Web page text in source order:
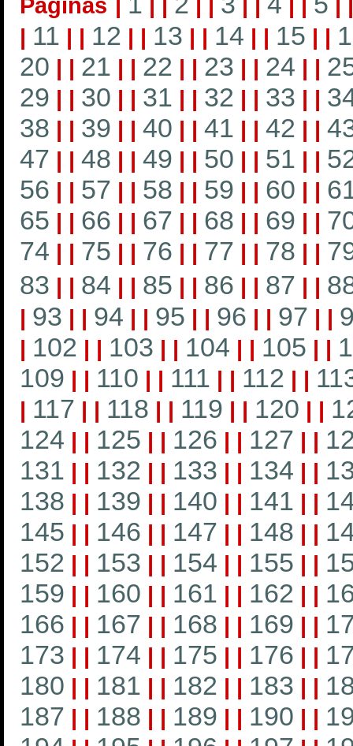
Páginas
| 11 | | 12 | | 13 | | 14 | | 15 | |
20 | | 21 | | 22 | | 23 | | 24 | |
29 | | 30 | | 31 | | 32 | | 33 | |
38 | | 39 | | 40 | | 41 | | 42 | |
47 | | 48 | | 49 | | 50 | | 51 | |
56 | | 57 | | 58 | | 59 | | 60 | |
65 | | 66 | | 67 | | 68 | | 69 | |
74 | | 75 | | 76 | | 77 | | 78 | |
83 | | 84 | | 85 | | 86 | | 87 | |
| 93 | | 94 | | 95 | | 96 | | 97 | |
| 102 | | 103 | | 104 | | 105 | |
109 | | 110 | | 111 | | 112 | |
| 117 | | 118 | | 119 | | 120 | |
124 | | 125 | | 126 | | 127 | |
131 | | 132 | | 133 | | 134 | |
138 | | 139 | | 140 | | 141 | |
145 | | 146 | | 147 | | 148 | |
152 | | 153 | | 154 | | 155 | |
159 | | 160 | | 161 | | 162 | |
166 | | 167 | | 168 | | 169 | |
173 | | 174 | | 175 | | 176 | |
180 | | 181 | | 182 | | 183 | |
187 | | 188 | | 189 | | 190 | |